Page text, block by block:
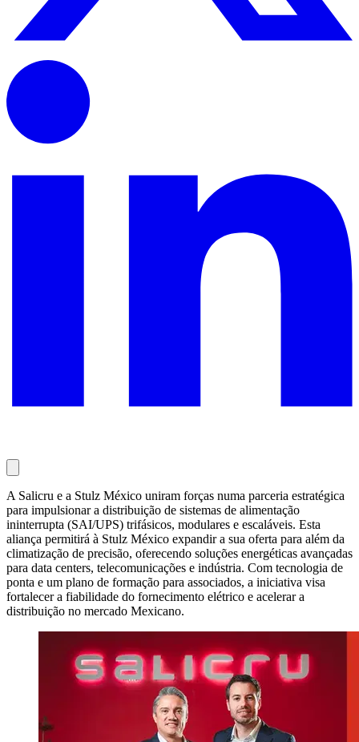
A Salicru e a Stulz México uniram forças numa parceria estratégica
para impulsionar a distribuição de sistemas de alimentação
ininterrupta (SAI/UPS) trifásicos, modulares e escaláveis. Esta
aliança permitirá à Stulz México expandir a sua oferta para além da
climatização de precisão, oferecendo soluções energéticas avançadas
para data centers, telecomunicações e indústria. Com tecnologia de
ponta e um plano de formação para associados, a iniciativa visa
fortalecer a fiabilidade do fornecimento elétrico e acelerar a
distribuição no mercado Mexicano.